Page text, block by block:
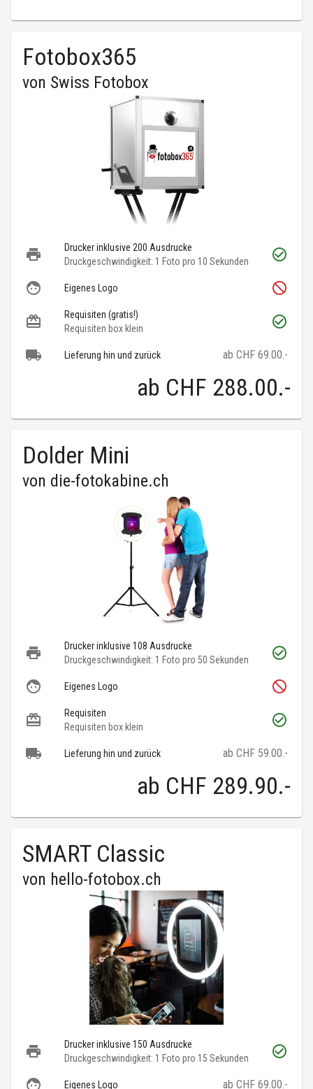
Fotobox365
von Swiss Fotobox
Drucker inklusive 200 Ausdrucke
Druckgeschwindigkeit: 1 Foto pro 10 Sekunden
Eigenes Logo
Requisiten (gratis!)
Requisiten box klein
Lieferung hin und zurück ab CHF 69.00.-
ab CHF 288.00.-
Dolder Mini
von die-fotokabine.ch
Drucker inklusive 108 Ausdrucke
Druckgeschwindigkeit: 1 Foto pro 50 Sekunden
Eigenes Logo
Requisiten
Requisiten box klein
Lieferung hin und zurück ab CHF 59.00.-
ab CHF 289.90.-
SMART Classic
von hello-fotobox.ch
Drucker inklusive 150 Ausdrucke
Druckgeschwindigkeit: 1 Foto pro 15 Sekunden
Eigenes Logo ab CHF 69.00.-